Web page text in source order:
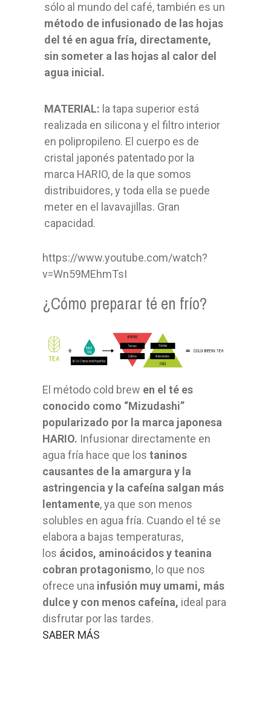
sólo al mundo del café, también es un
método de infusionado de las hojas
del té en agua fría, directamente,
sin someter a las hojas al calor del
agua inicial.
MATERIAL: la tapa superior está
realizada en silicona y el filtro interior
en polipropileno. El cuerpo es de
cristal japonés patentado por la
marca HARIO, de la que somos
distribuidores, y toda ella se puede
meter en el lavavajillas. Gran
capacidad.
https://www.youtube.com/watch?
v=Wn59MEhmTsI
¿Cómo preparar té en frío?
El método cold brew en el té es
conocido como “Mizudashi”
popularizado por la marca japonesa
HARIO. Infusionar directamente en
agua fría hace que lostaninos
causantes de la amargura y la
astringencia y la cafeína salgan más
lentamente, ya que son menos
solubles en agua fría. Cuando el té se
elabora a bajas temperaturas,
los ácidos, aminoácidos y teanina
cobran protagonismo, lo que nos
ofrece una infusión muy umami, más
dulce y con menos cafeína, ideal para
disfrutar por las tardes.
SABER MÁS